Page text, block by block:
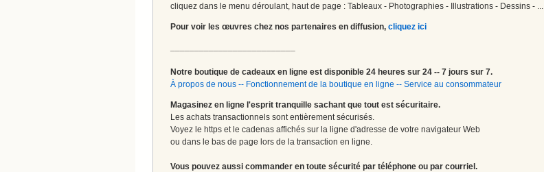
cliquez dans le menu déroulant, haut de page : Tableaux - Photographies - Illustrations - Dessins - ...
Pour voir les œuvres chez nos partenaires en diffusion, cliquez ici
Notre boutique de cadeaux en ligne est disponible 24 heures sur 24 -- 7 jours sur 7.
À propos de nous -- Fonctionnement de la boutique en ligne -- Service au consommateur
Magasinez en ligne l'esprit tranquille sachant que tout est sécuritaire.
Les achats transactionnels sont entièrement sécurisés.
Voyez le https et le cadenas affichés sur la ligne d'adresse de votre navigateur Web
ou dans le bas de page lors de la transaction en ligne.
Vous pouvez aussi commander en toute sécurité par téléphone ou par courriel.